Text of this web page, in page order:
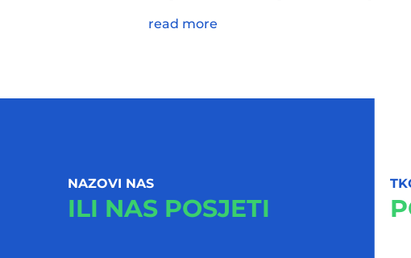
read more
NAZOVI NAS
ILI NAS POSJETI